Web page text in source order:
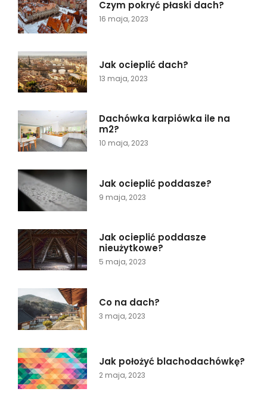
Czym pokryć płaski dach?
16 maja, 2023
Jak ocieplić dach?
13 maja, 2023
Dachówka karpiówka ile na
m2?
10 maja, 2023
Jak ocieplić poddasze?
9 maja, 2023
Jak ocieplić poddasze
nieużytkowe?
5 maja, 2023
Co na dach?
3 maja, 2023
Jak położyć blachodachówkę?
2 maja, 2023